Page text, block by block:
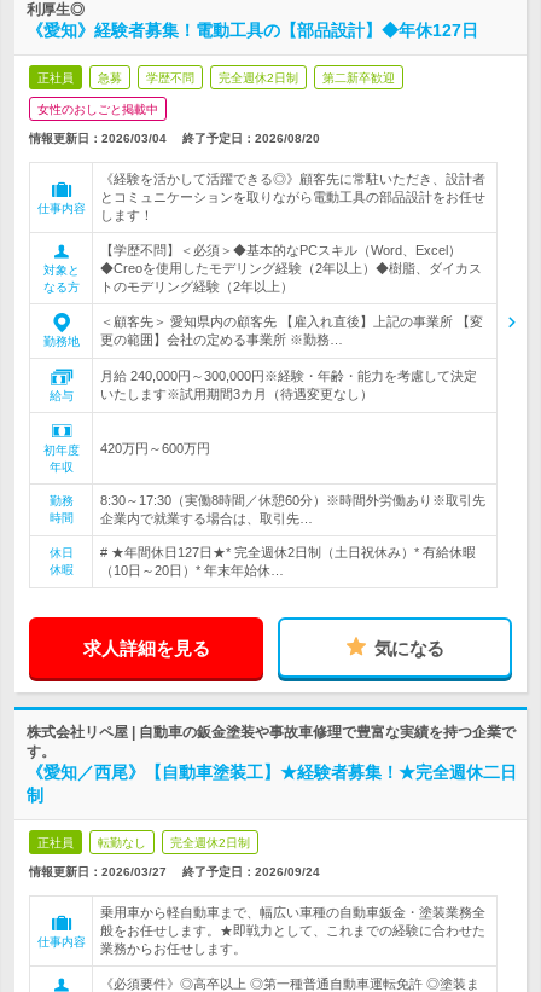
利厚生◎
《愛知》経験者募集！電動工具の【部品設計】◆年休127日
正社員 急募 学歴不問 完全週休2日制 第二新卒歓迎
女性のおしごと掲載中
情報更新日：2026/03/04 終了予定日： 2026/08/20
仕事内容
《経験を活かして活躍できる◎》顧客先に常駐いただき、設計者
とコミュニケーションを取りながら電動工具の部品設計をお任せ
します！
対象と
なる方
【学歴不問】＜必須＞◆基本的なPCスキル（Word、Excel）
◆Creoを使用したモデリング経験（2年以上）◆樹脂、ダイカス
トのモデリング経験（2年以上）
勤務地
＜顧客先＞ 愛知県内の顧客先 【雇入れ直後】上記の事業所 【変
更の範囲】会社の定める事業所 ※勤務…
給与
月給 240,000円～300,000円※経験・年齢・能力を考慮して決定
いたします※試用期間3カ月（待遇変更なし）
初年度
年収
420万円～600万円
勤務
時間
8:30～17:30（実働8時間／休憩60分）※時間外労働あり※取引先
企業内で就業する場合は、取引先…
休日
休暇
# ★年間休日127日★* 完全週休2日制（土日祝休み）* 有給休暇
（10日～20日）* 年末年始休…
求人詳細を見る 気になる
株式会社リペ屋 | 自動車の鈑金塗装や事故車修理で豊富な実績を持つ企業で
す。
《愛知／西尾》【自動車塗装工】★経験者募集！★完全週休二日
制
正社員 転勤なし 完全週休2日制
情報更新日：2026/03/27 終了予定日： 2026/09/24
仕事内容
乗用車から軽自動車まで、幅広い車種の自動車鈑金・塗装業務全
般をお任せします。★即戦力として、これまでの経験に合わせた
業務からお任せします。
《必須要件》◎高卒以上 ◎第一種普通自動車運転免許 ◎塗装ま